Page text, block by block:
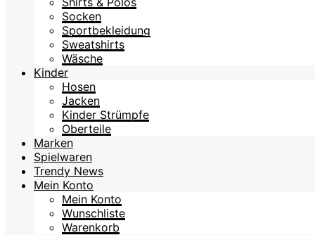
Socken
Sportbekleidung
Sweatshirts
Wäsche
Kinder
Hosen
Jacken
Kinder Strümpfe
Oberteile
Marken
Spielwaren
Trendy News
Mein Konto
Mein Konto
Wunschliste
Warenkorb